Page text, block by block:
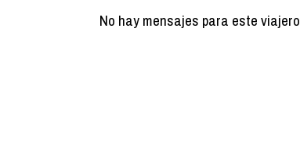
No hay mensajes para este viajero